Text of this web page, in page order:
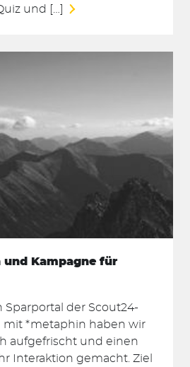
und […]
und Kampagne für
Sparportal der Scout24-
mit *metaphin haben wir
aufgefrischt und einen
Interaktion gemacht. Ziel